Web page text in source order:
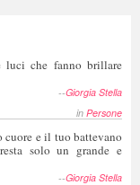
luci che fanno brillare
--Giorgia Stella
in Persone
cuore e il tuo battevano
solo un grande e
--Giorgia Stella